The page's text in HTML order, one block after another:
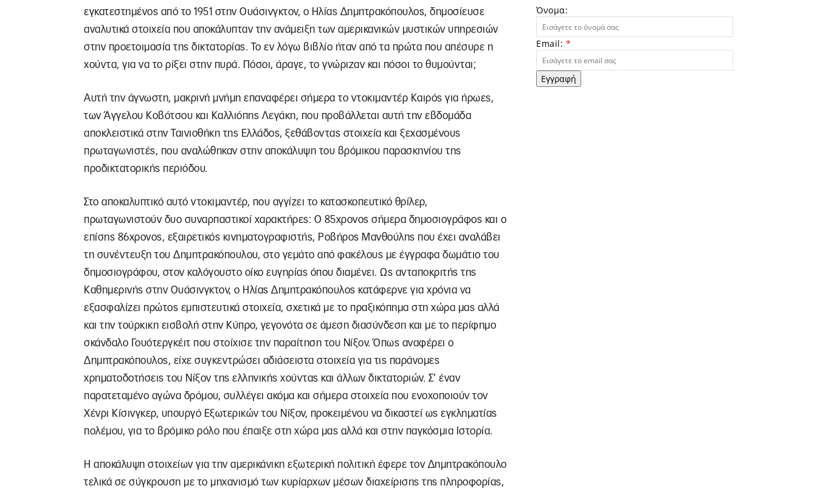
εγκατεστημένος από το 1951 στην Ουάσινγκτον, ο Ηλίας Δημητρακόπουλος, δημοσίευσε
αναλυτικά στοιχεία που αποκάλυπταν την ανάμειξη των αμερικανικών μυστικών υπηρεσιών
στην προετοιμασία της δικτατορίας. Το εν λόγω βιβλίο ήταν από τα πρώτα που απέσυρε η
χούντα, για να το ρίξει στην πυρά. Πόσοι, άραγε, το γνώριζαν και πόσοι το θυμούνται;
Αυτή την άγνωστη, μακρινή μνήμη επαναφέρει σήμερα το ντοκιμαντέρ Καιρός για ήρωες,
των Άγγελου Κοβότσου και Καλλιόπης Λεγάκη, που προβάλλεται αυτή την εβδομάδα
αποκλειστικά στην Ταινιοθήκη της Ελλάδος, ξεθάβοντας στοιχεία και ξεχασμένους
πρωταγωνιστές, που αναλώθηκαν στην αποκάλυψη του βρόμικου παρασκηνίου της
προδικτατορικής περιόδου.
Στο αποκαλυπτικό αυτό ντοκιμαντέρ, που αγγίζει το κατασκοπευτικό θρίλερ,
πρωταγωνιστούν δυο συναρπαστικοί χαρακτήρες: Ο 85χρονος σήμερα δημοσιογράφος και ο
επίσης 86χρονος, εξαιρετικός κινηματογραφιστής, Ροβήρος Μανθούλης που έχει αναλάβει
τη συνέντευξη του Δημητρακόπουλου, στο γεμάτο από φακέλους με έγγραφα δωμάτιο του
δημοσιογράφου, στον καλόγουστο οίκο ευγηρίας όπου διαμένει. Ως ανταποκριτής της
Καθημερινής στην Ουάσινγκτον, ο Ηλίας Δημητρακόπουλος κατάφερνε για χρόνια να
εξασφαλίζει πρώτος εμπιστευτικά στοιχεία, σχετικά με το πραξικόπημα στη χώρα μας αλλά
και την τούρκικη εισβολή στην Κύπρο, γεγονότα σε άμεση διασύνδεση και με το περίφημο
σκάνδαλο Γουότεργκέιτ που στοίχισε την παραίτηση του Νίξον. Όπως αναφέρει ο
Δημητρακόπουλος, είχε συγκεντρώσει αδιάσειστα στοιχεία για τις παράνομες
χρηματοδοτήσεις του Νίξον της ελληνικής χούντας και άλλων δικτατοριών. Σ’ έναν
παρατεταμένο αγώνα δρόμου, συλλέγει ακόμα και σήμερα στοιχεία που ενοχοποιούν τον
Χένρι Κίσινγκερ, υπουργό Εξωτερικών του Νίξον, προκειμένου να δικαστεί ως εγκληματίας
πολέμου, για το βρόμικο ρόλο που έπαιξε στη χώρα μας αλλά και στην παγκόσμια Ιστορία.
Η αποκάλυψη στοιχείων για την αμερικάνικη εξωτερική πολιτική έφερε τον Δημητρακόπουλο
τελικά σε σύγκρουση με το μηχανισμό των κυρίαρχων μέσων διαχείρισης της πληροφορίας,
Όνομα:
Email: *
Εγγραφή